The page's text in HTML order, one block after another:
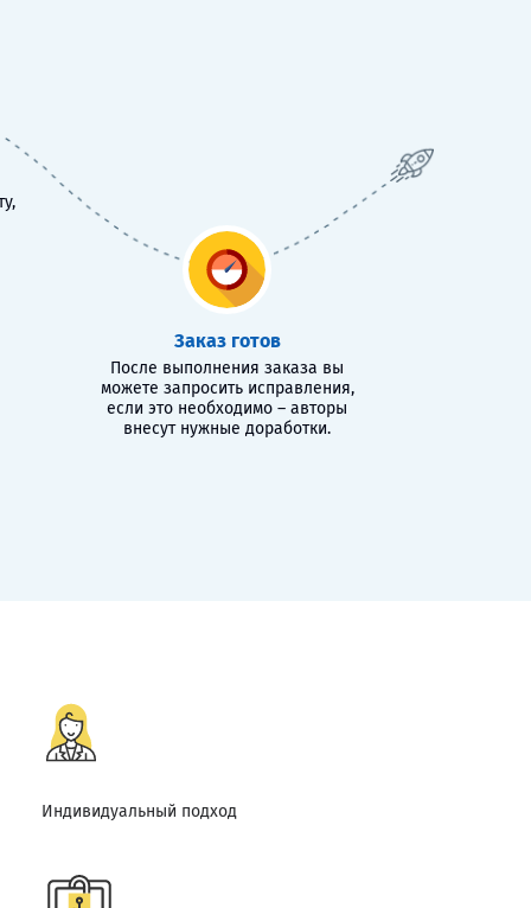
Заказ готов
После выполнения заказа вы
можете запросить исправления,
если это необходимо – авторы
внесут нужные доработки.
Индивидуальный подход